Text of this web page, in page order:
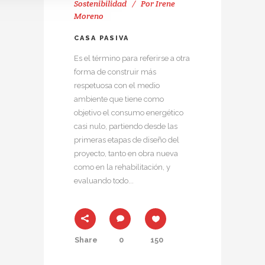
Sostenibilidad
PorIrene
Moreno
CASA PASIVA
Es el término para referirse a otra
forma de construir más
respetuosa con el medio
ambiente que tiene como
objetivo el consumo energético
casi nulo, partiendo desde las
primeras etapas de diseño del
proyecto, tanto en obra nueva
como en la rehabilitación, y
evaluando todo...
Share 0 150